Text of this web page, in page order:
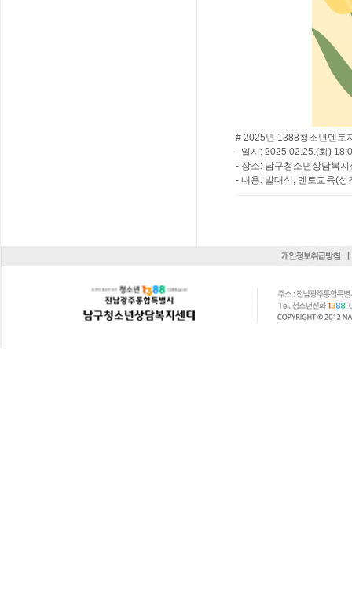
# 2025년 1388청소년멘토
- 일시: 2025.02.25.(화)
- 장소: 남구청소년상담복
- 내용: 발대식, 멘토교육(성